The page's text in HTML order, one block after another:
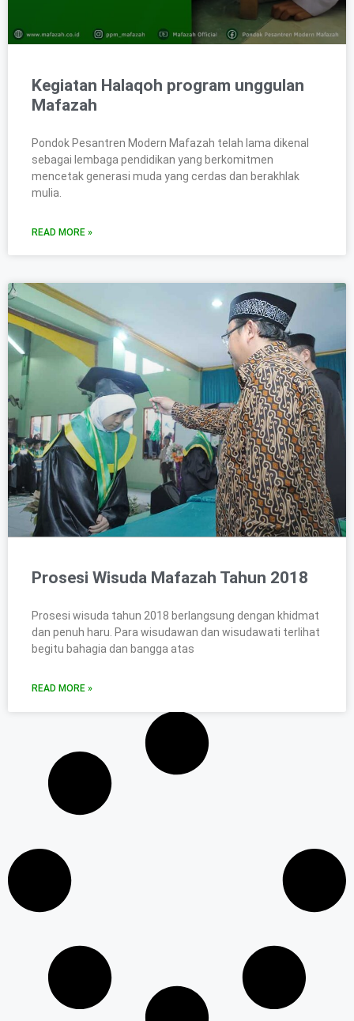
Kegiatan Halaqoh program unggulan
Mafazah
Pondok Pesantren Modern Mafazah telah lama dikenal
sebagai lembaga pendidikan yang berkomitmen
mencetak generasi muda yang cerdas dan berakhlak
mulia.
READ MORE »
Prosesi Wisuda Mafazah Tahun 2018
Prosesi wisuda tahun 2018 berlangsung dengan khidmat
dan penuh haru. Para wisudawan dan wisudawati terlihat
begitu bahagia dan bangga atas
READ MORE »